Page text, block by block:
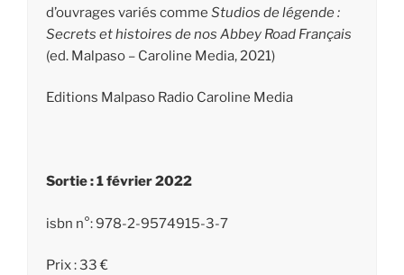
d’ouvrages variés comme Studios de légende :
Secrets et histoires de nos Abbey Road Français
(ed. Malpaso – Caroline Media, 2021)
Editions Malpaso Radio Caroline Media
Sortie : 1 février 2022
isbn n°: 978-2-9574915-3-7
Prix : 33 €